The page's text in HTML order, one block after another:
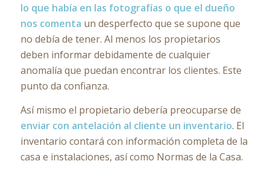
lo que había en las fotografías o que el dueño
nos comenta un desperfecto que se supone que
no debía de tener. Al menos los propietarios
deben informar debidamente de cualquier
anomalía que puedan encontrar los clientes. Este
punto da confianza.
Así mismo el propietario debería preocuparse de
enviar con antelación al cliente un inventario. El
inventario contará con información completa de la
casa e instalaciones, así como Normas de la Casa.